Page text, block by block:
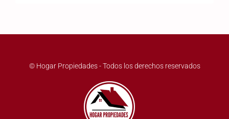
© Hogar Propiedades - Todos los derechos reservados